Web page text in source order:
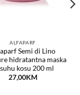
ALFAPARF
Semi di Lino
hidratantna maska
kosu 200 ml
27,00KM